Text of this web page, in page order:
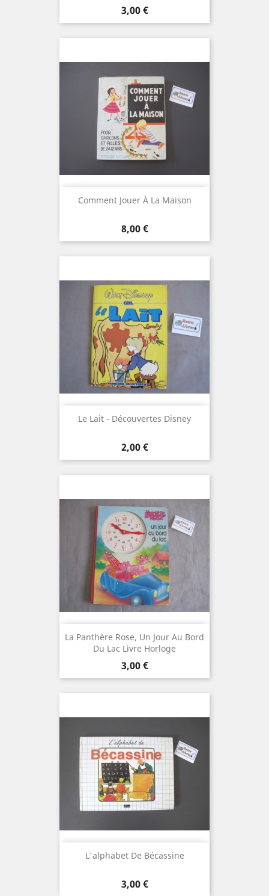
Prix
3,00 €
Comment Jouer À La Maison
Prix
8,00 €
Le Lait - Découvertes Disney
Prix
2,00 €
La Panthère Rose, Un Jour Au Bord
Du Lac Livre Horloge
Prix
3,00 €
L'alphabet De Bécassine
Prix
3,00 €